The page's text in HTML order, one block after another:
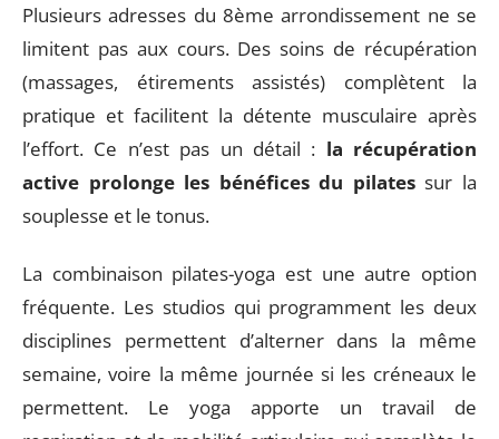
Plusieurs adresses du 8ème arrondissement ne se
limitent pas aux cours. Des soins de récupération
(massages, étirements assistés) complètent la
pratique et facilitent la détente musculaire après
l’effort. Ce n’est pas un détail : la récupération
active prolonge les bénéfices du pilatessur la
souplesse et le tonus.
La combinaison pilates-yoga est une autre option
fréquente. Les studios qui programment les deux
disciplines permettent d’alterner dans la même
semaine, voire la même journée si les créneaux le
permettent. Le yoga apporte un travail de